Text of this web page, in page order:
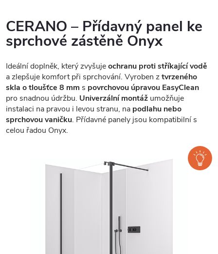
CERANO – Přídavný panel ke
sprchové zástěně Onyx
Ideální doplněk, který zvyšujeochranu proti stříkající vodě
a zlepšuje komfort při sprchování. Vyroben ztvrzeného
skla o tloušťce 8 mm s povrchovou úpravou EasyClean
pro snadnou údržbu. Univerzální montáž umožňuje
instalaci na pravou i levou stranu, na podlahu nebo
sprchovou vaničku. Přídavné panely jsou kompatibilní s
celou řadou Onyx.